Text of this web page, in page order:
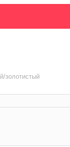
золотистый